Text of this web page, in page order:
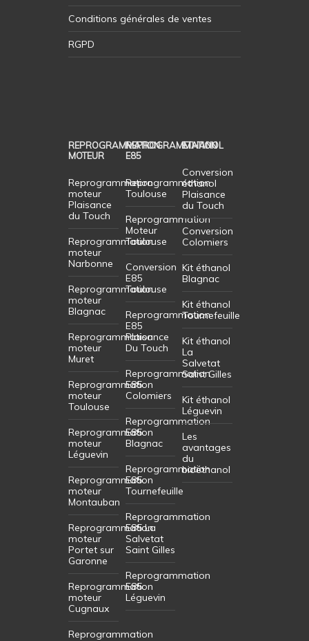
Conditions générales de ventes
RGPD
REPROGRAMMATION
MOTEUR
Reprogrammation
moteur
Plaisance
du Touch
Reprogrammation
moteur
Narbonne
Reprogrammation
moteur
Blagnac
Reprogrammation
moteur
Muret
Reprogrammation
moteur
Toulouse
Reprogrammation
moteur
Léguevin
Reprogrammation
moteur
Montauban
Reprogrammation
moteur
Portet sur
Garonne
Reprogrammation
moteur
Cugnaux
Reprogrammation
REPROGRAMMATION
E85
Reprogrammation
Toulouse
Reprogrammation
Moteur
Toulouse
Conversion
E85
Toulouse
Reprogrammation
E85
Plaisance
Du Touch
Reprogrammation
E85
Colomiers
Reprogrammation
E85
Blagnac
Reprogrammation
E85
Tournefeuille
Reprogrammation
E85 La
Salvetat
Saint Gilles
Reprogrammation
E85
Léguevin
ETHANOL
Conversion
éthanol
Plaisance
du Touch
Conversion
Colomiers
Kit éthanol
Blagnac
Kit éthanol
Tournefeuille
Kit éthanol
La
Salvetat
Saint Gilles
Kit éthanol
Léguevin
Les
avantages
du
bioéthanol